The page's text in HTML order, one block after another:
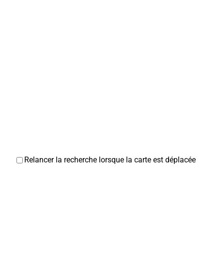
Relancer la recherche lorsque la carte est déplacée